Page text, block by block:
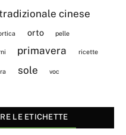
cinese
orto pelle
primavera ricette
sole voc
LE ETICHETTE